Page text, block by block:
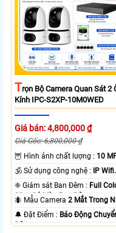
TRọn Bộ Camera Quan Sát 2
Kính IPC-S2XP-10M0WED
Giá bán: 4,800,000 ₫
Giá Gốc: 6,800,000 ₫
🦉 Hình ảnh chất lượng : 10
🕉️ Sử dụng công nghệ : IP Wifi.
❈ Giám sát Ban Đêm : Full
20m Có Màu Ban Ðêm.
🐜 Mẫu Camera2 Mắt Trong
️🔔 Đặt Điểm : Báo Động
Động.